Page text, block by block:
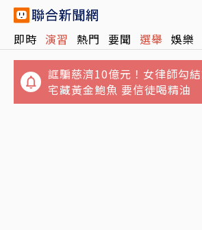
即時 演習 熱門 要聞 選舉 娛樂
誆騙慈濟10億元！女律師勾
宅藏黃金鮑魚 要信徒喝精油